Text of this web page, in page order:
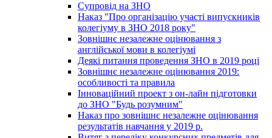
Супровід на ЗНО
Наказ "Про організацію участі випускників
колегіуму в ЗНО 2018 року"
Зовнішнє незалежне оцінювання з
англійської мови в колегіумі
Деякі питання проведення ЗНО в 2019 році
Зовнішнє незалежне оцінювання 2019:
особливості та правила
Інноваційний проект з он-лайн підготовки
до ЗНО "Будь розумним"
Наказ про зовнішнє незалежне оцінювання
результатів навчання у 2019 р.